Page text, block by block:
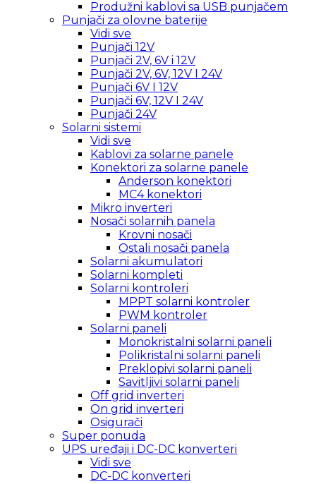
Produžni kablovi sa USB punjačem
Punjači za olovne baterije
Vidi sve
Punjači 12V
Punjači 2V, 6V i 12V
Punjači 2V, 6V, 12V I 24V
Punjači 6V I 12V
Punjači 6V, 12V I 24V
Punjači 24V
Solarni sistemi
Vidi sve
Kablovi za solarne panele
Konektori za solarne panele
Anderson konektori
MC4 konektori
Mikro inverteri
Nosači solarnih panela
Krovni nosači
Ostali nosači panela
Solarni akumulatori
Solarni kompleti
Solarni kontroleri
MPPT solarni kontroler
PWM kontroler
Solarni paneli
Monokristalni solarni paneli
Polikristalni solarni paneli
Preklopivi solarni paneli
Savitljivi solarni paneli
Off grid inverteri
On grid inverteri
Osigurači
Super ponuda
UPS uređaji i DC-DC konverteri
Vidi sve
DC-DC konverteri